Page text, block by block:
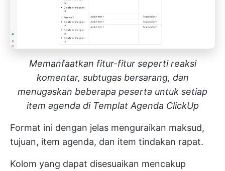
Memanfaatkan fitur-fitur seperti reaksi
komentar, subtugas bersarang, dan
menugaskan beberapa peserta untuk setiap
item agenda di Templat Agenda ClickUp
Format ini dengan jelas menguraikan maksud,
tujuan, item agenda, dan item tindakan rapat.
Kolom yang dapat disesuaikan mencakup